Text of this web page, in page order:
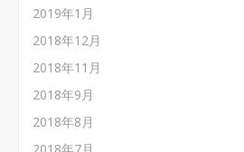
2019年1月
2018年12月
2018年11月
2018年9月
2018年8月